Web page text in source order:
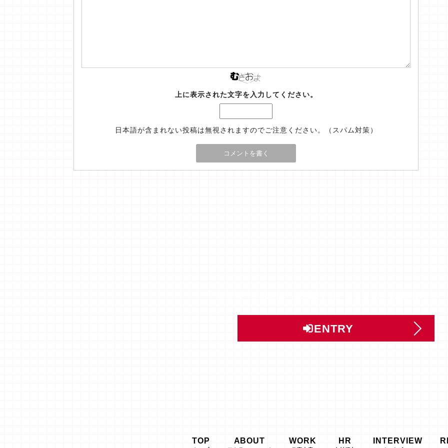
上に表示された文字を入力してください。
日本語が含まれない投稿は無視されますのでご注意ください。（スパム対策）
ENTRY
TOP ABOUT WORK HR INTERVIEW